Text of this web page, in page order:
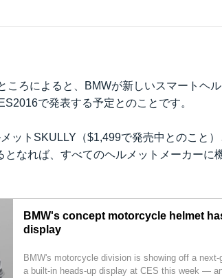
ころによると、BMWが新しいスマートヘ
で発表する予定とのことです。
ットSKULLY （$1,499で発売中とのこと
なれば、すべてのヘルメットメーカーに
BMW's concept motorcycle helmet
display
BMW's motorcycle division is showing off a next-
a built-in heads-up display at CES this week —